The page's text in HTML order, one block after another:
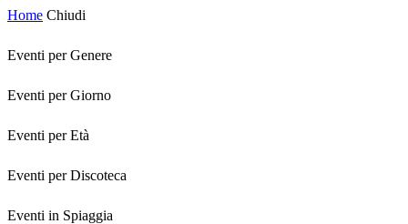
Home Chiudi
Eventi per Genere
Eventi per Giorno
Eventi per Età
Eventi per Discoteca
Eventi in Spiaggia